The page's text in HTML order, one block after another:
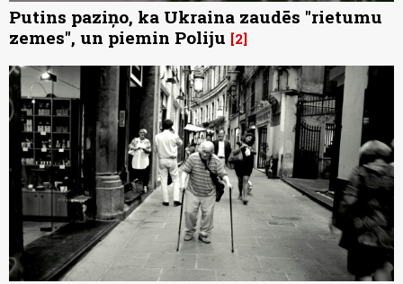
Putins paziņo, ka Ukraina zaudēs "rietumu
zemes", un piemin Poliju 2